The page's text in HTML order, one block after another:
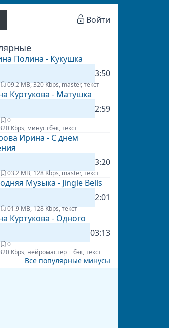
Войти
Полина - Кукушка
3:50
09.2 MB, 320 Kbps, master, текст
Куртукова - Матушка
2:59
0
Kbps, минус+бэк, текст
Ирина - С днем
3:20
03.2 MB, 128 Kbps, master, текст
Музыка - Jingle Bells
2:01
01.9 MB, 128 Kbps, текст
Куртукова - Одного
03:13
0
Kbps, нейромастер + бэк, текст
Все популярные минусы